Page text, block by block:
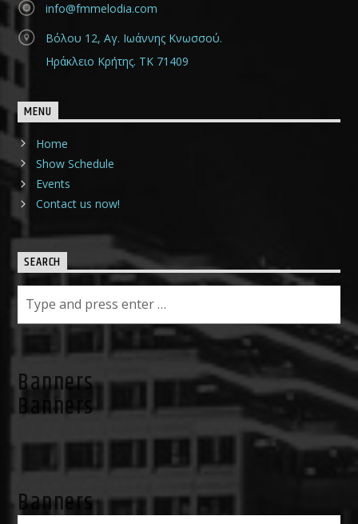
info@fmmelodia.com
Βόλου 12, Αγ. Ιωάννης Κνωσσού.
Ηράκλειο Κρήτης. ΤΚ 71409
MENU
Home
Show Schedule
Events
Contact us now!
SEARCH
Banners
Banners
Banners